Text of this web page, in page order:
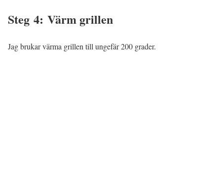
Steg 4: Värm grillen
Jag brukar värma grillen till ungefär 200 grader.